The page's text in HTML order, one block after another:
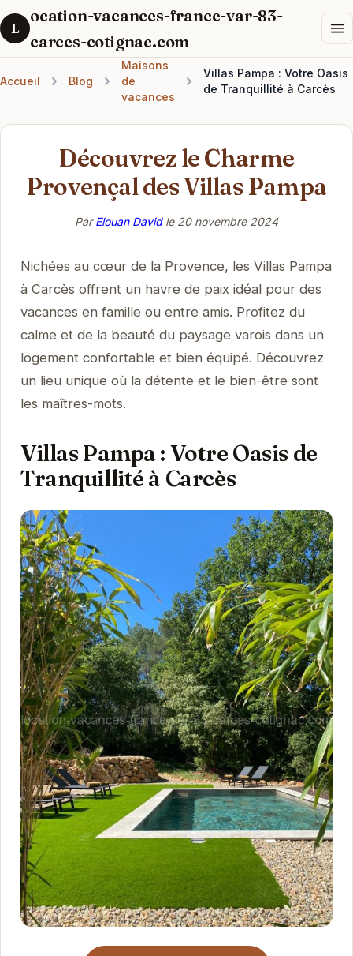
L
ocation-vacances-france-var-83-
carces-cotignac.com
Accueil Blog
Maisons
de
vacances
Villas Pampa : Votre Oasis
de Tranquillité à Carcès
Découvrez le Charme
Provençal des Villas Pampa
ParElouan Davidle 20 novembre 2024
Nichées au cœur de la Provence, les Villas Pampa
à Carcès offrent un havre de paix idéal pour des
vacances en famille ou entre amis. Profitez du
calme et de la beauté du paysage varois dans un
logement confortable et bien équipé. Découvrez
un lieu unique où la détente et le bien-être sont
les maîtres-mots.
Villas Pampa : Votre Oasis de
Tranquillité à Carcès